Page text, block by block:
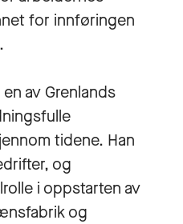
for innføringen
av Grenlands
tidene. Han
og
i oppstarten av
og